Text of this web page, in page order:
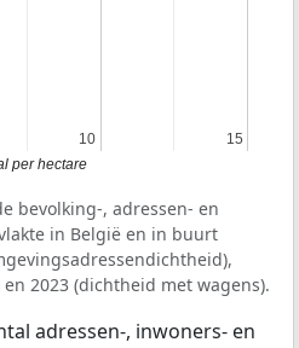
10
10 15
15
per hectare
bevolking-, adressen- en
in België en in buurt
2023 (dichtheid met wagens).
adressen-, inwoners- en